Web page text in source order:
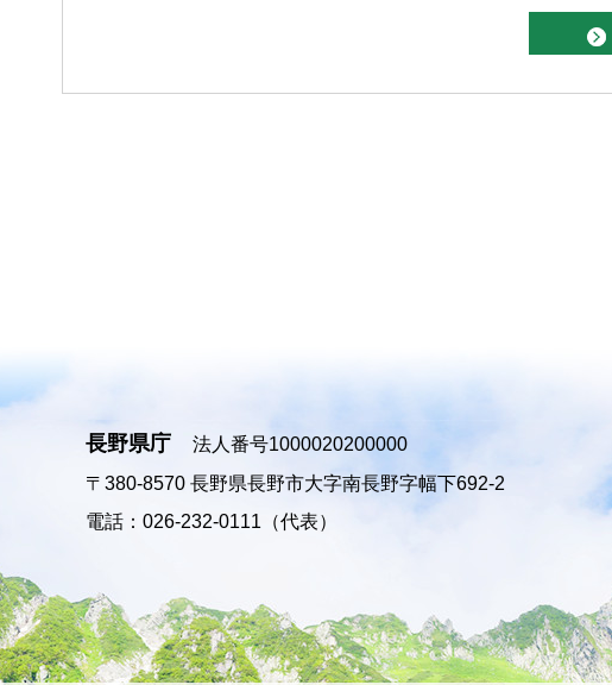
長野県庁
法人番号1000020200000
〒380-8570 長野県長野市大字南長野字幅下692-2
電話：026-232-0111（代表）